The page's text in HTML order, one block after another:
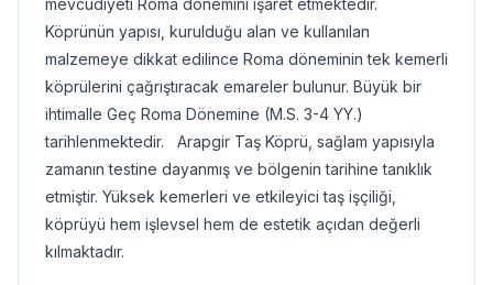
mevcudiyeti Roma dönemini işaret etmektedir.
Köprünün yapısı, kurulduğu alan ve kullanılan
malzemeye dikkat edilince Roma döneminin tek kemerli
köprülerini çağrıştıracak emareler bulunur. Büyük bir
ihtimalle Geç Roma Dönemine (M.S. 3-4 YY.)
tarihlenmektedir. Arapgir Taş Köprü, sağlam yapısıyla
zamanın testine dayanmış ve bölgenin tarihine tanıklık
etmiştir. Yüksek kemerleri ve etkileyici taş işçiliği,
köprüyü hem işlevsel hem de estetik açıdan değerli
kılmaktadır.